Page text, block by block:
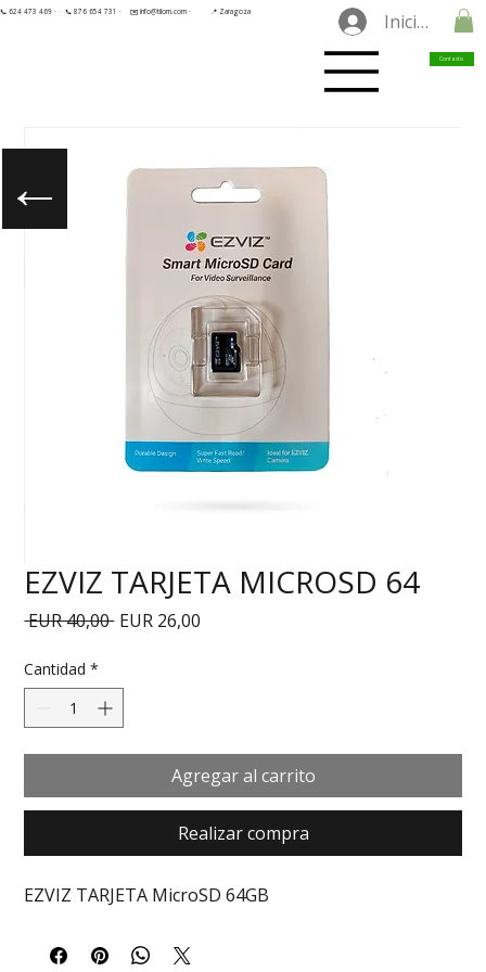
📞 624 473 469 · 📞 876 654 731 · ✉️ info@tilorn.com · 📍 Zaragoza Iniciar
Contacto
EZVIZ TARJETA MICROSD 64
EUR 40,00 Precio
EUR 26,00
Cantidad *
Agregar al carrito
Realizar compra
EZVIZ TARJETA MicroSD 64GB
←